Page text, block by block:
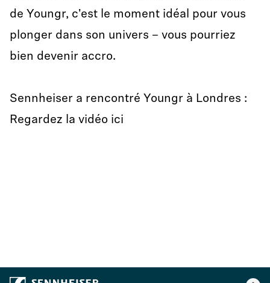
de Youngr, c'est le moment idéal pour vous
plonger dans son univers – vous pourriez
bien devenir accro.
Sennheiser a rencontré Youngr à Londres :
Regardez la vidéo ici